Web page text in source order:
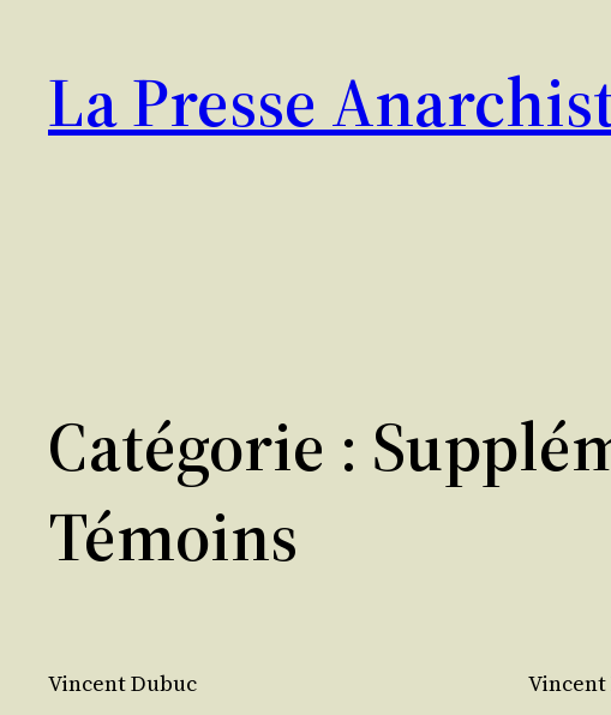
contenu
La Presse
Catégorie :
Témoins
Vincent Dubuc